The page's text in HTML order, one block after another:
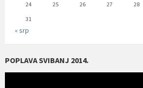
24
25 26 27 28
31
« srp
POPLAVA SVIBANJ 2014.